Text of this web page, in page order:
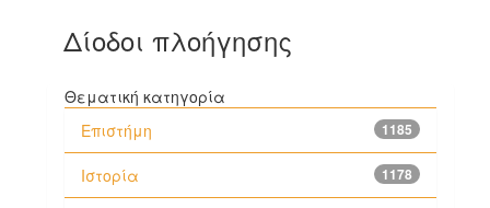
Δίοδοι πλοήγησης
Θεματική κατηγορία
1185
Επιστήμη
1178
Ιστορία